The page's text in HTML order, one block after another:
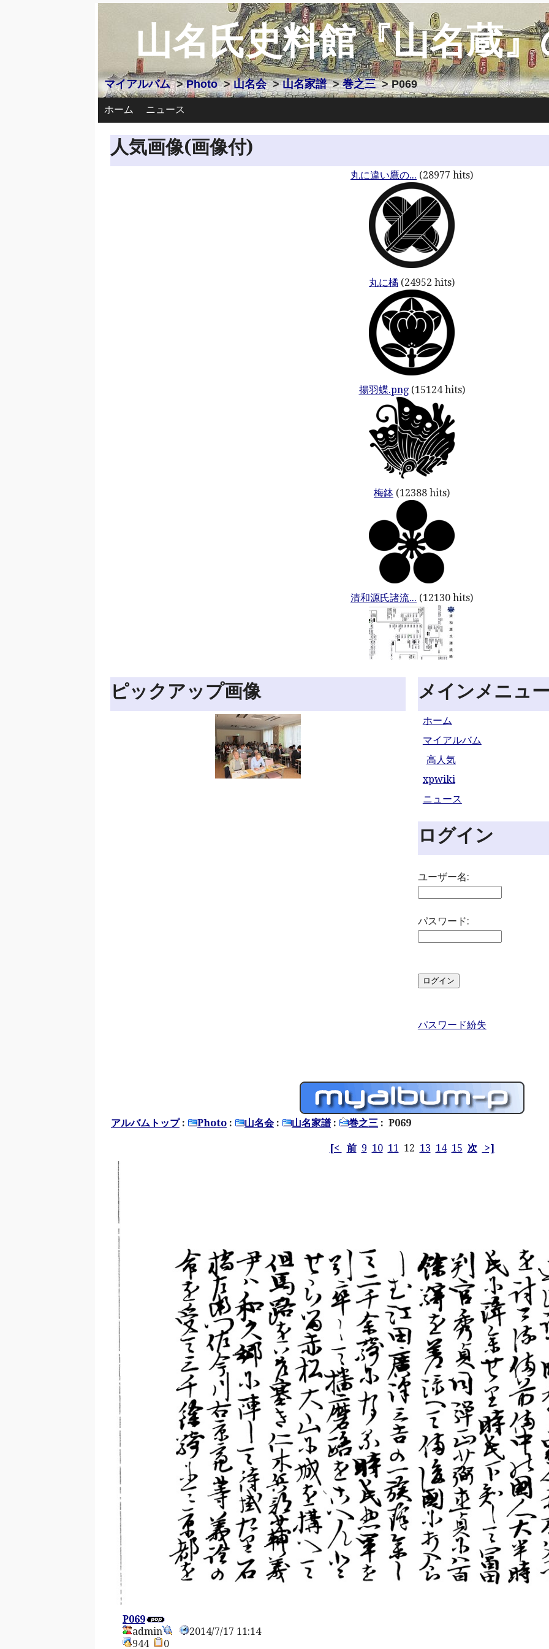
山名氏史料館『山名蔵
マイアルバム>Photo>山名会>山名家譜>巻之三> P069
ホーム ニュース
人気画像(画像付)
丸に違い鷹の... (28977 hits)
丸に橘 (24952 hits)
揚羽蝶.png(15124 hits)
梅鉢 (12388 hits)
清和源氏諸流... (12130 hits)
ピックアップ画像 メインメニュ
ホーム
マイアルバム
高人気
xpwiki
ニュース
ログイン
ユーザー名:
パスワード:
パスワード紛失
アルバムトップ: Photo : 山名会: 山名家譜: 巻之三 : P069
[< 前 9 10 11 12 13 14 15 次 >]
P069
admin
2014/7/17 11:14
944
0